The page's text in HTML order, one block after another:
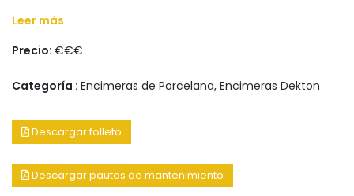
Leer más
Precio: €€€
Categoría : Encimeras de Porcelana, Encimeras Dekton
Descargar folleto
Descargar pautas de mantenimiento